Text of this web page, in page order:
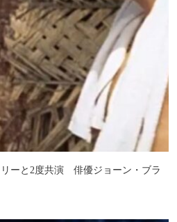
リーと2度共演 俳優ジョーン・ブラ